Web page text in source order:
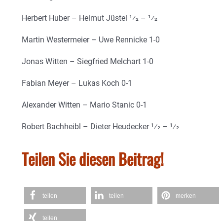
Herbert Huber – Helmut Jüstel 1⁄2 – 1⁄2
Martin Westermeier – Uwe Rennicke 1-0
Jonas Witten – Siegfried Melchart 1-0
Fabian Meyer – Lukas Koch 0-1
Alexander Witten – Mario Stanic 0-1
Robert Bachheibl – Dieter Heudecker 1⁄2 – 1⁄2
Teilen Sie diesen Beitrag!
teilen teilen merken
teilen